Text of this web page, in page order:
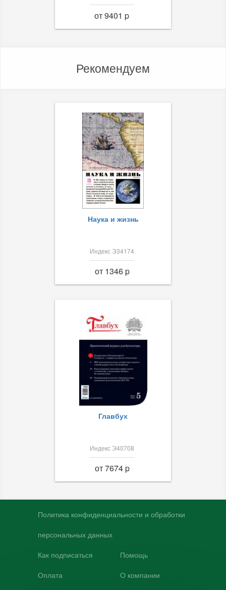
от 9401 p
Рекомендуем
Наука и жизнь
Индекс Э34174
от 1346 p
Главбух
Индекс Э40708
от 7674 p
Политика конфиденциальности и обработки
персональных данных
Как подписаться
Оплата
Помощь
О компании